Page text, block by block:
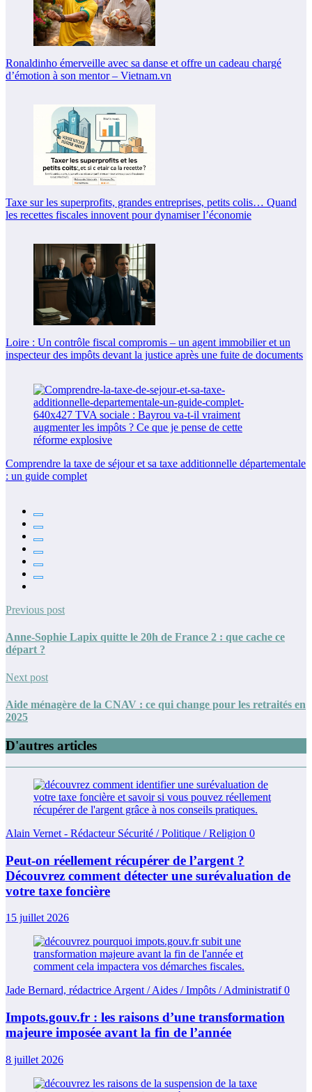
Ronaldinho émerveille avec sa danse et offre un cadeau chargé
d’émotion à son mentor – Vietnam.vn
Taxe sur les superprofits, grandes entreprises, petits colis… Quand
les recettes fiscales innovent pour dynamiser l’économie
Loire : Un contrôle fiscal compromis – un agent immobilier et un
inspecteur des impôts devant la justice après une fuite de documents
Comprendre la taxe de séjour et sa taxe additionnelle départementale
: un guide complet
Previous post
Anne-Sophie Lapix quitte le 20h de France 2 : que cache ce
départ ?
Next post
Aide ménagère de la CNAV : ce qui change pour les retraités en
2025
D'autres articles
Alain Vernet - Rédacteur Sécurité / Politique / Religion 0
Peut-on réellement récupérer de l’argent ?
Découvrez comment détecter une surévaluation de
votre taxe foncière
15 juillet 2026
Jade Bernard, rédactrice Argent / Aides / Impôts / Administratif0
Impots.gouv.fr : les raisons d’une transformation
majeure imposée avant la fin de l’année
8 juillet 2026